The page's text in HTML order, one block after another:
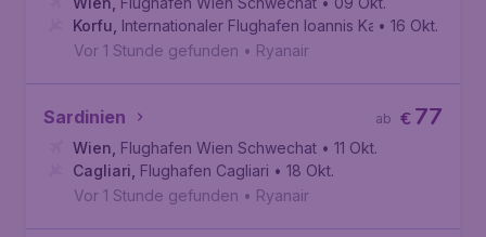
Korfu Internationaler Flughafen Ioannis Kapodistrias
• 16 Okt.
Vor 1 Stunde gefunden • Ryanair
Sardinien €77
ab
Wien Flughafen Wien Schwechat • 11 Okt.
Cagliari Flughafen Cagliari • 18 Okt.
Vor 1 Stunde gefunden • Ryanair